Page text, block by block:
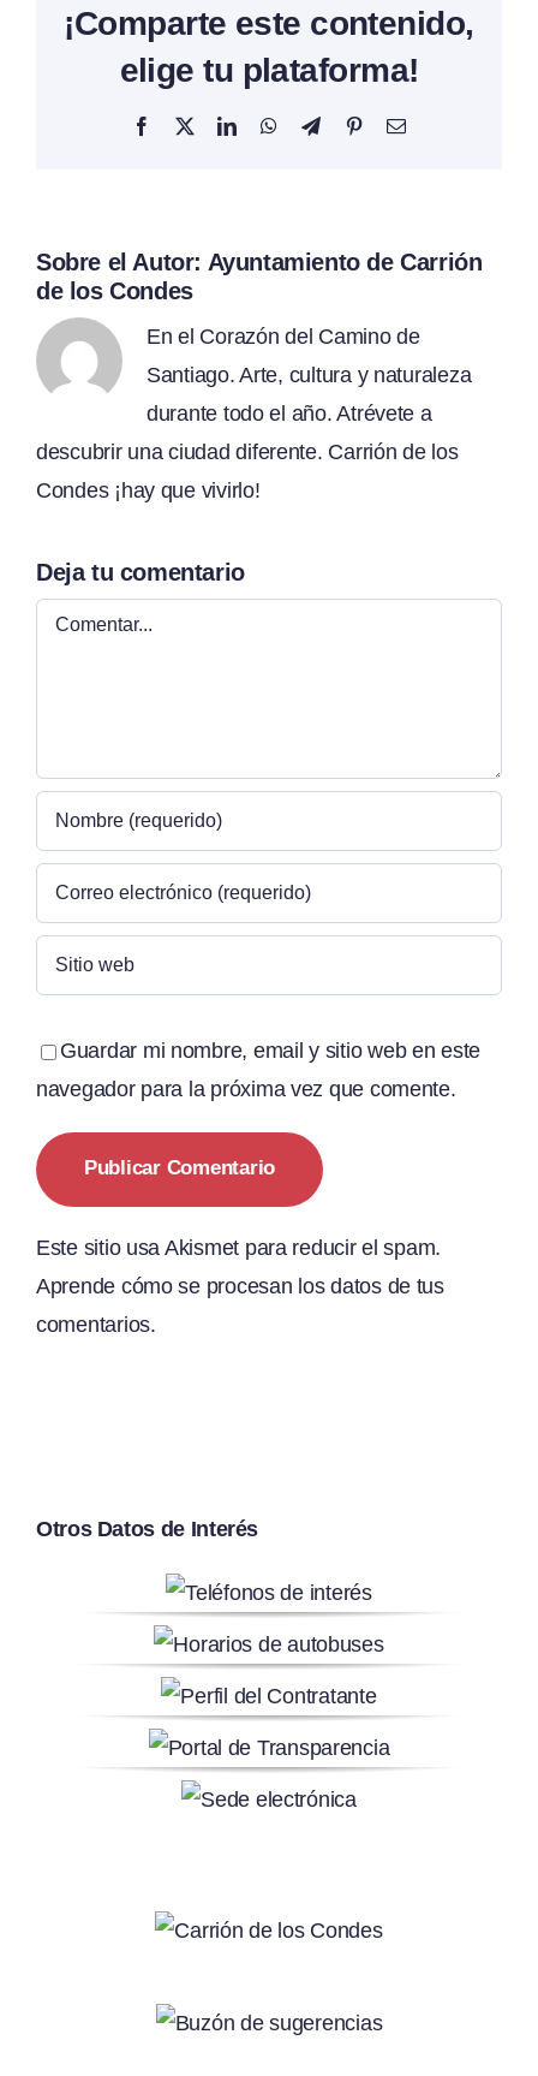
¡Comparte este contenido,
elige tu plataforma!
Facebook
X LinkedInWhatsAppTelegramPinterestCorreo
Sobre el Autor: Ayuntamiento de Carrión
de los Condes
En el Corazón del Camino de
Santiago. Arte, cultura y naturaleza
durante todo el año. Atrévete a
descubrir una ciudad diferente. Carrión de los
Condes ¡hay que vivirlo!
Deja tu comentario
Comentar
Guardar mi nombre, email y sitio web en este
navegador para la próxima vez que comente.
Este sitio usa Akismet para reducir el spam.
Aprende cómo se procesan los datos de tus
comentarios.
Otros Datos de Interés